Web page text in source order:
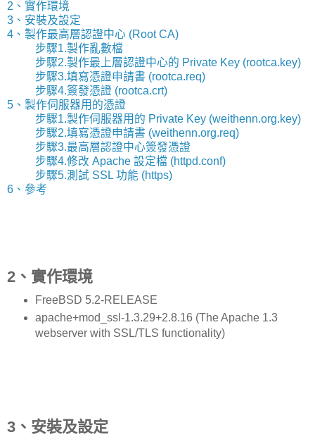
2、實作環境
3、安裝及設定
4、製作最高層認證中心 (Root CA)
步驟1.製作亂數檔
步驟2.製作最上層認證中心的 Private Key (rootca.key)
步驟3.填寫憑證申請書 (rootca.req)
步驟4.簽發憑證 (rootca.crt)
5、製作伺服器用的憑證
步驟1.製作伺服器用的 Private Key (weithenn.org.key)
步驟2.填寫憑證申請書 (weithenn.org.req)
步驟3.最高層認證中心簽發憑證
步驟4.修改 Apache 設定檔 (httpd.conf)
步驟5.測試 SSL 功能 (https)
6、參考
2、實作環境
FreeBSD 5.2-RELEASE
apache+mod_ssl-1.3.29+2.8.16 (The Apache 1.3
webserver with SSL/TLS functionality)
3、安裝及設定